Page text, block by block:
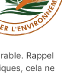
Rappel
cela ne